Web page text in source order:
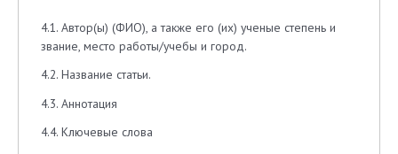
4.1. Автор(ы) (ФИО), а также его (их) ученые степень и
звание, место работы/учебы и город.
4.2. Название статьи.
4.3. Аннотация
4.4. Ключевые слова